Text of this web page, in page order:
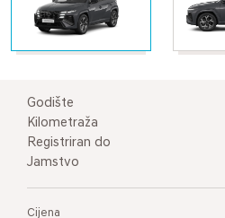
Godište
Kilometraža
Registriran do
Jamstvo
Cijena